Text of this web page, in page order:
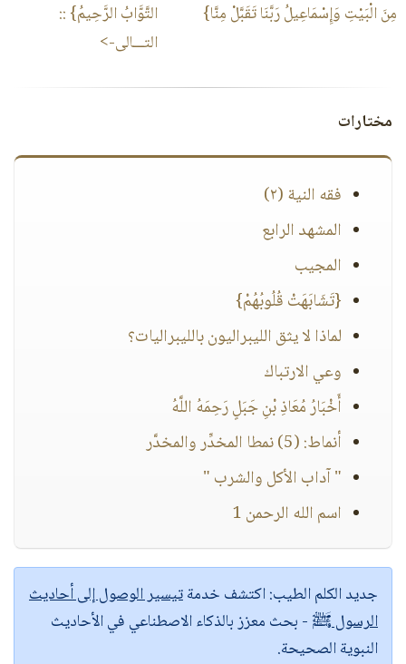
مِنَ الْبَيْتِ وَإِسْمَاعِيلُ رَبَّنَا تَقَبَّلْ مِنَّا}
التَّوَّابُ الرَّحِيمُ} ::
التـــالى->
مختارات
فقه النية (٢)
المشهد الرابع
المجيب
{تَشَابَهَتْ قُلُوبُهُمْ}
لماذا لا يثق الليبراليون بالليبراليات؟
وعي الارتباك
أَخْبَارُ مُعَاذِ بْنِ جَبَلٍ رَحِمَهُ اللَّهُ
أنماط: (5) نمطا المخدِّر والمخدَّر
" آداب الأكل والشرب "
اسم الله الرحمن 1
جديد الكلم الطيب:اكتشف خدمةتيسير الوصول إلى أحاديث
الرسول ﷺ - بحث معزز بالذكاء الاصطناعي في الأحاديث
النبوية الصحيحة.